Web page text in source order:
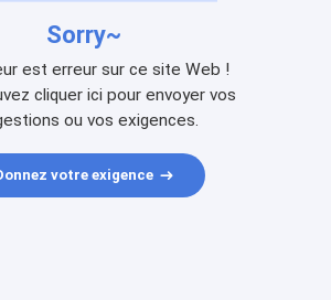
Sorry~
est erreur sur ce site Web !
cliquer ici pour envoyer vos
ou vos exigences.
votre exigence